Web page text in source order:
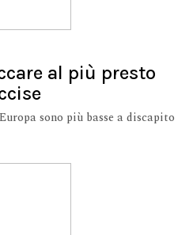
al più presto
sono più basse a discapito